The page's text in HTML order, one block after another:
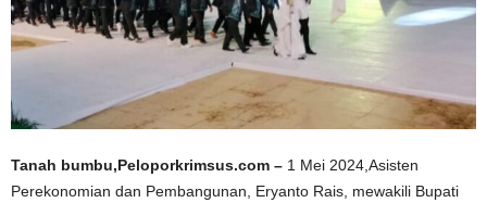
Tanah bumbu,Peloporkrimsus.com – 1 Mei 2024,Asisten
Perekonomian dan Pembangunan, Eryanto Rais, mewakili Bupati